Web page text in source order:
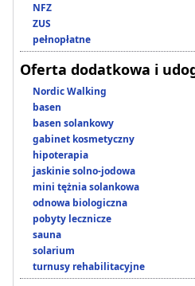
NFZ
ZUS
pełnopłatne
Oferta dodatkowa i
Nordic Walking
basen
basen solankowy
gabinet kosmetyczny
hipoterapia
jaskinie solno-jodowa
mini tężnia solankowa
odnowa biologiczna
pobyty lecznicze
sauna
solarium
turnusy rehabilitacyjne